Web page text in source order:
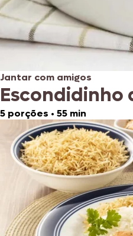
Jantar com amigos
Escondidinho
5 porções • 55 min